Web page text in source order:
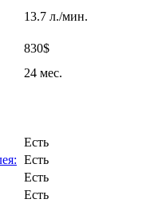
13.7 л./мин.
830$
24 мес.
Есть
Есть
Есть
Есть